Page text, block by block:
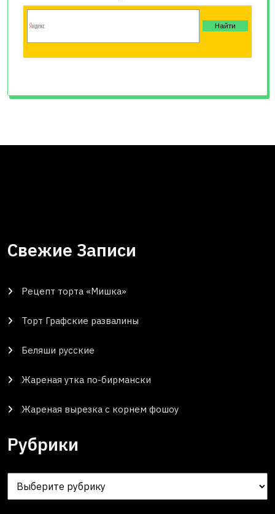
Свежие Записи
Рецепт торта «Мишка»
Торт Графские развалины
Беляши русские
Жареная утка по-бирмански
Жареная вырезка с корнем фошоу
Рубрики
Рубрики